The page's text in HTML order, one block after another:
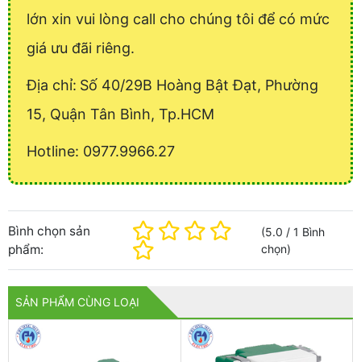
lớn xin vui lòng call cho chúng tôi để có mức
giá ưu đãi riêng.
Địa chỉ: Số 40/29B Hoàng Bật Đạt, Phường
15, Quận Tân Bình, Tp.HCM
Hotline: 0977.9966.27
Bình chọn sản
phẩm:
(5.0 /1 Bình
chọn)
SẢN PHẨM CÙNG LOẠI